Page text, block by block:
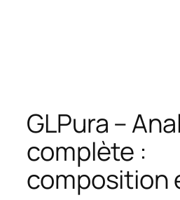
GLPura –
complète :
composition